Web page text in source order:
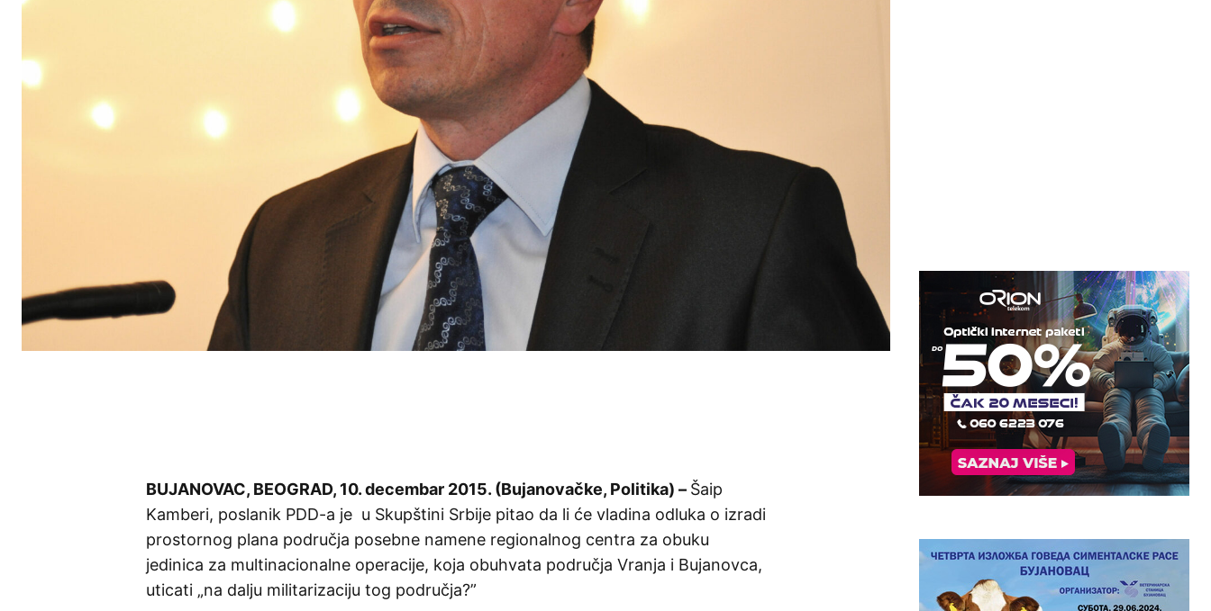
BUJANOVAC, BEOGRAD, 10. decembar 2015. (Bujanovačke, Politika) – Šaip
Kamberi, poslanik PDD-a je u Skupštini Srbije pitao da li će vladina odluka o izradi
prostornog plana područja posebne namene regionalnog centra za obuku
jedinica za multinacionalne operacije, koja obuhvata područja Vranja i Bujanovca,
uticati „na dalju militarizaciju tog područja?”